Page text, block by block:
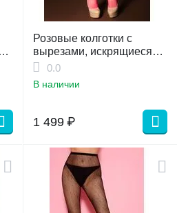
Розовые колготки с
вырезами, искрящиеся
стразами в сетку (Spark)
0.0
В наличии
1 499 ₽